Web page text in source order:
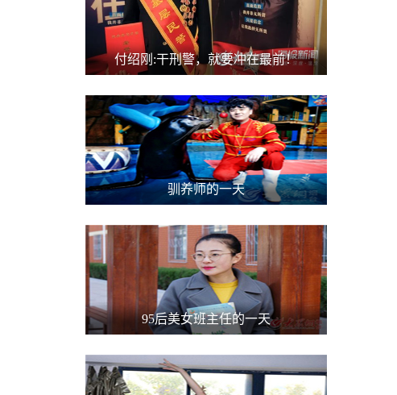
付绍刚:干刑警，就要冲在最前！
驯养师的一天
95后美女班主任的一天